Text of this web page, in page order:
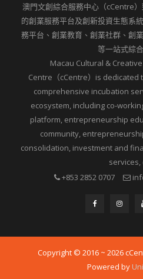
澳門文創綜合服務中心（cCentre
的創業服務平台及創新投資生態系
務平台、創業教育、創業社群、創
等一站式綜
Macau Cultural &
Centre（cCentre）is
comprehensive incubation
ecosystem, including co-
platform, entrepreneurship
community,
consolidation, investment and
services,
+853 2852 0707
Copyright © 2016 ~ 2026
Powered by